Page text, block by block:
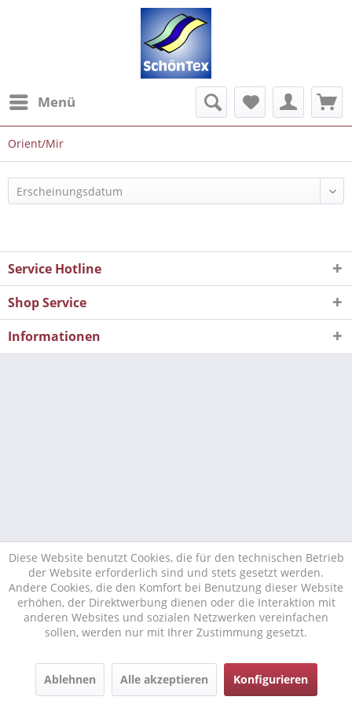
Menü
Orient/Mir
Service Hotline
Shop Service
Informationen
Diese Website benutzt Cookies, die für den technischen Betrieb
der Website erforderlich sind und stets gesetzt werden.
Andere Cookies, die den Komfort bei Benutzung dieser Website
erhöhen, der Direktwerbung dienen oder die Interaktion mit
anderen Websites und sozialen Netzwerken vereinfachen
sollen, werden nur mit Ihrer Zustimmung gesetzt.
Ablehnen Alle akzeptieren Konfigurieren